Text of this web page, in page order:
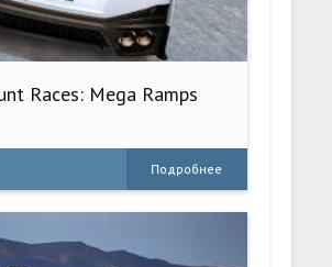
Races: Mega Ramps
Подробнее